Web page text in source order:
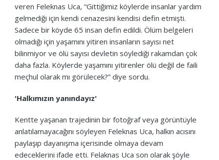
veren Feleknas Uca, “Gittiğimiz köylerde insanlar yardım
gelmediği için kendi cenazesini kendisi defin etmişti.
Sadece bir köyde 65 insan defin edildi. Ölüm belgeleri
olmadığı için yaşamını yitiren insanların sayısı net
bilinmiyor ve ölü sayısı devletin söylediği rakamdan çok
daha fazla. Köylerde yaşamını yitirenler ölü değil de faili
meçhul olarak mı görülecek?” diye sordu.
'Halkımızın yanındayız'
Kentte yaşanan trajedinin bir fotoğraf veya görüntüyle
anlatılamayacağını söyleyen Feleknas Uca, halkın acısını
paylaşıp dayanışma içerisinde olmaya devam
edeceklerini ifade etti. Felaknas Uca son olarak şöyle